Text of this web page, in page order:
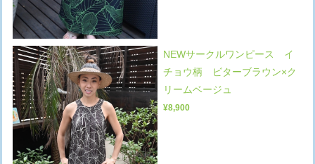
NEWサークルワンピース イ
チョウ柄 ビターブラウン×ク
リームベージュ
¥8,900